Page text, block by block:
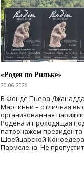
«Роден по Рильке»
30.06.2026
В Фонде Пьера
Мартиньи – отличная
организованная
Родена и проходящая
патронажем президента
Швейцарской
Пармелена. Не